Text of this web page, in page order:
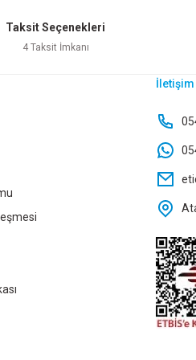
Sepete Ekle
PRİMERA SENTETİK 439 BONCUK
POLİSAN PRİMERA SENTETİK
Taksit Seçenekleri
4 Taksit İmkanı
İletişim